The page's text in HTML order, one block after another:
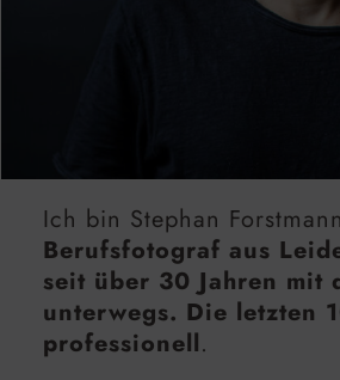
Ich bin Stephan
Berufsfotograf aus
seit über 30 Jahren mit
unterwegs. Die letzten
professionell.